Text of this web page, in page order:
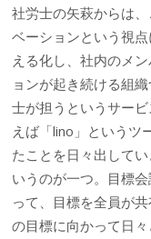
社労士の矢萩からは
ベーションという視
える化し、社内のメ
ョンが起き続ける組
士が担うというサー
えば「lino」というツ
たことを日々出して
いうのが一つ。目標
って、目標を全員が
の目標に向かって日